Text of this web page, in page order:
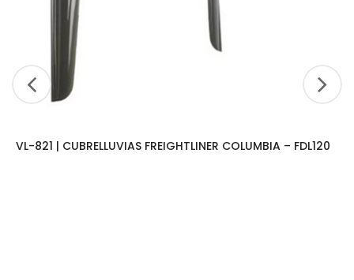
VL-821 | CUBRELLUVIAS FREIGHTLINER COLUMBIA – FDL120